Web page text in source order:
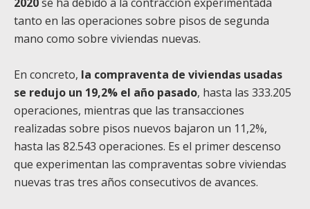
tanto en las operaciones sobre pisos de segunda
mano como sobre viviendas nuevas.
En concreto, la compraventa de viviendas usadas
se redujo un 19,2% el año pasado, hasta las 333.205
operaciones, mientras que las transacciones
realizadas sobre pisos nuevos bajaron un 11,2%,
hasta las 82.543 operaciones. Es el primer descenso
que experimentan las compraventas sobre viviendas
nuevas tras tres años consecutivos de avances.